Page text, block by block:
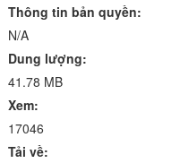
Thông tin bản quyền:
N/A
Dung lượng:
41.78 MB
Xem:
17046
Tải về: